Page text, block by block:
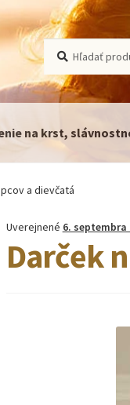
Hľadať:
Vyhľadávanie
na krst,
a dievčatá
Uverejnené 6. septembra
Darček